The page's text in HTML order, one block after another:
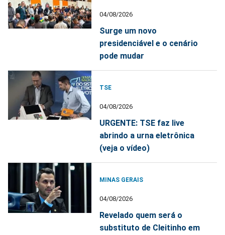
04/08/2026
Surge um novo
presidenciável e o cenário
pode mudar
TSE
04/08/2026
URGENTE: TSE faz live
abrindo a urna eletrônica
(veja o vídeo)
MINAS GERAIS
04/08/2026
Revelado quem será o
substituto de Cleitinho em